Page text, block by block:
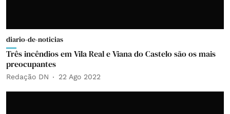
diario-de-noticias
Três incêndios em Vila Real e Viana do Castelo são os mais
preocupantes
Redação DN 22 Ago 2022